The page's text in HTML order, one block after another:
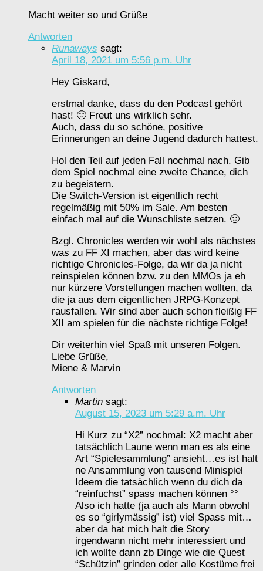
Macht weiter so und Grüße
Antworten
Runaways sagt:
April 18, 2021 um 5:56 p.m. Uhr
Hey Giskard,
erstmal danke, dass du den Podcast gehört
hast! 🙂 Freut uns wirklich sehr.
Auch, dass du so schöne, positive
Erinnerungen an deine Jugend dadurch hattest.
Hol den Teil auf jeden Fall nochmal nach. Gib
dem Spiel nochmal eine zweite Chance, dich
zu begeistern.
Die Switch-Version ist eigentlich recht
regelmäßig mit 50% im Sale. Am besten
einfach mal auf die Wunschliste setzen. 🙂
Bzgl. Chronicles werden wir wohl als nächstes
was zu FF XI machen, aber das wird keine
richtige Chronicles-Folge, da wir da ja nicht
reinspielen können bzw. zu den MMOs ja eh
nur kürzere Vorstellungen machen wollten, da
die ja aus dem eigentlichen JRPG-Konzept
rausfallen. Wir sind aber auch schon fleißig FF
XII am spielen für die nächste richtige Folge!
Dir weiterhin viel Spaß mit unseren Folgen.
Liebe Grüße,
Miene & Marvin
Antworten
Martin sagt:
August 15, 2023 um 5:29 a.m. Uhr
Hi Kurz zu “X2” nochmal: X2 macht aber
tatsächlich Laune wenn man es als eine
Art “Spielesammlung” ansieht…es ist halt
ne Ansammlung von tausend Minispiel
Ideem die tatsächlich wenn du dich da
“reinfuchst” spass machen können °°
Also ich hatte (ja auch als Mann obwohl
es so “girlymässig” ist) viel Spass mit…
aber da hat mich halt die Story
irgendwann nicht mehr interessiert und
ich wollte dann zb Dinge wie die Quest
“Schützin” grinden oder alle Kostüme frei